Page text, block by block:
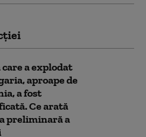
a explodat
aproape de
a fost
Ce arată
preliminară a